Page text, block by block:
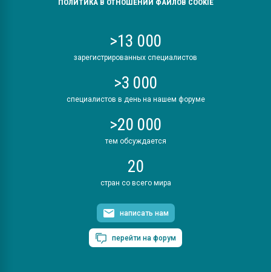
ПОЛИТИКА В ОТНОШЕНИИ ФАЙЛОВ COOKIE
>13 000
зарегистрированных специалистов
>3 000
специалистов в день на нашем форуме
>20 000
тем обсуждается
20
стран со всего мира
написать нам
перейти на форум